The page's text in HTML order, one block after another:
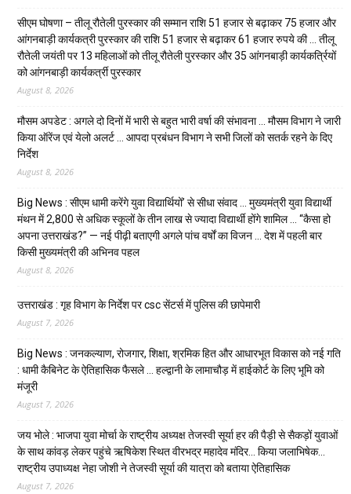
सीएम घोषणा – तीलू रौतेली पुरस्कार की सम्मान राशि 51 हजार से बढ़ाकर 75 हजार और
आंगनबाड़ी कार्यकत्री पुरस्कार की राशि 51 हजार से बढ़ाकर 61 हजार रुपये की … तीलू
रौतेली जयंती पर 13 महिलाओं को तीलू रौतेली पुरस्कार और 35 आंगनबाड़ी कार्यकर्त्रियों
को आंगनबाड़ी कार्यकर्त्री पुरस्कार
August 8, 2026
मौसम अपडेट : अगले दो दिनों में भारी से बहुत भारी वर्षा की संभावना … मौसम विभाग ने जारी
किया ऑरेंज एवं येलो अलर्ट … आपदा प्रबंधन विभाग ने सभी जिलों को सतर्क रहने के दिए
निर्देश
August 8, 2026
Big News : सीएम धामी करेंगे युवा विद्यार्थियों’ से सीधा संवाद … मुख्यमंत्री युवा विद्यार्थी
मंथन में 2,800 से अधिक स्कूलों के तीन लाख से ज्यादा विद्यार्थी होंगे शामिल … “कैसा हो
अपना उत्तराखंड?” — नई पीढ़ी बताएगी अगले पांच वर्षों का विजन … देश में पहली बार
किसी मुख्यमंत्री की अभिनव पहल
August 8, 2026
उत्तराखंड : गृह विभाग के निर्देश पर csc सेंटर्स में पुलिस की छापेमारी
August 7, 2026
Big News : जनकल्याण, रोजगार, शिक्षा, श्रमिक हित और आधारभूत विकास को नई गति
: धामी कैबिनेट के ऐतिहासिक फैसले … हल्द्वानी के लामाचौड़ में हाईकोर्ट के लिए भूमि को
मंजूरी
August 7, 2026
जय भोले : भाजपा युवा मोर्चा के राष्ट्रीय अध्यक्ष तेजस्वी सूर्या हर की पैड़ी से सैकड़ों युवाओं
के साथ कांवड़ लेकर पहुंचे ऋषिकेश स्थित वीरभद्र महादेव मंदिर… किया जलाभिषेक…
राष्ट्रीय उपाध्यक्ष नेहा जोशी ने तेजस्वी सूर्या की यात्रा को बताया ऐतिहासिक
August 7, 2026